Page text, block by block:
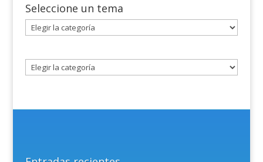
Seleccione un tema
Seleccione
un